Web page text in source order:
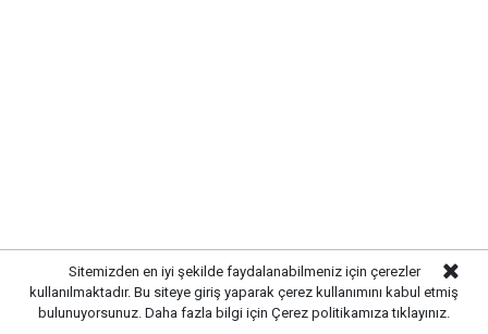
Kırıkkale Belediyesi,kent genelinde sürdürdüğü
altyapı yatırımlarına aralıksız devam ediyor. Bu
kapsamdaÇalılıöz Mahallesi'ndebulunan sokakta
Sitemizden en iyi şekilde faydalanabilmeniz için çerezler
kullanılmaktadır. Bu siteye giriş yaparak çerez kullanımını kabul etmiş
bulunuyorsunuz. Daha fazla bilgi için Çerez politikamıza tıklayınız.